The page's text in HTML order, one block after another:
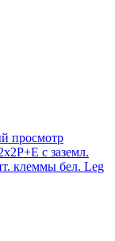
просмотр
с заземл.
клеммы бел. Leg